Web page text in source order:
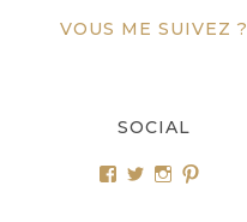
VOUS ME SUIVEZ ?
SOCIAL
Voir Voir Voir